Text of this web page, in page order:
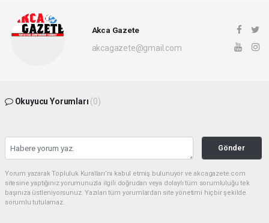
Akca Gazete
akcagazete@gmail.com
Okuyucu Yorumları (0)
Gönder
Yorum yazarak Topluluk Kuralları’nı kabul etmiş bulunuyor ve akcagazete.com
sitesine yaptığınız yorumunuzla ilgili doğrudan veya dolaylı tüm sorumluluğu tek
başınıza üstleniyorsunuz. Yazılan tüm yorumlardan site yönetimi hiçbir şekilde
sorumlu tutulamaz.